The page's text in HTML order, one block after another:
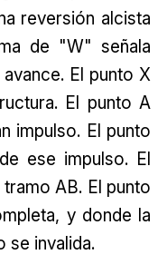
reversión alcista
de "W" señala
El punto X
El punto A
impulso. El punto
ese impulso. El
AB. El punto
y donde la
se invalida.